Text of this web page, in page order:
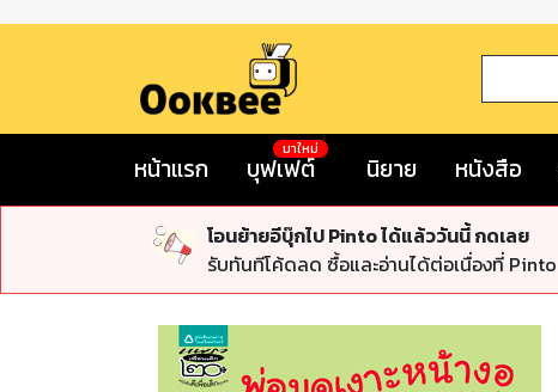
หน้าแรก บุฟเฟต์
มาใหม่
นิยาย หนังสือ
โอนย้ายอีบุ๊กไป Pinto ได้แล้ววันนี้ กดเลย
รับทันทีโค้ดลด ซื้อและอ่านได้ต่อเนื่องที่ Pinto